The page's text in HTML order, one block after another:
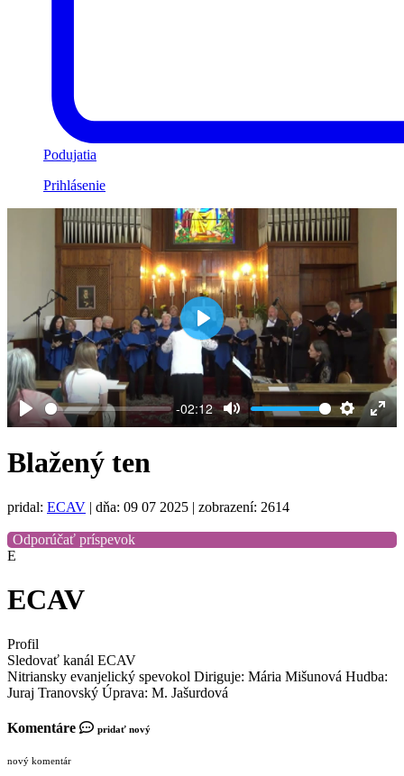
Podujatia
Prihlásenie
Play
-02:12
Mute Settings
Play
Blažený ten
pridal: ECAV | dňa: 09 07 2025 | zobrazení: 2614
Odporúčať príspevok
E
ECAV
Profil
Sledovať kanál ECAV
Nitriansky evanjelický spevokol Diriguje: Mária Mišunová Hudba:
Juraj Tranovský Úprava: M. Jašurdová
Komentáre pridať nový
nový komentár